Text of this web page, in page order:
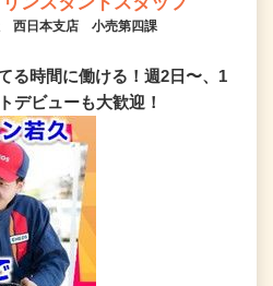
西日本支店 小売第四課
る時間に働ける！週2日〜、1
デビューも大歓迎！